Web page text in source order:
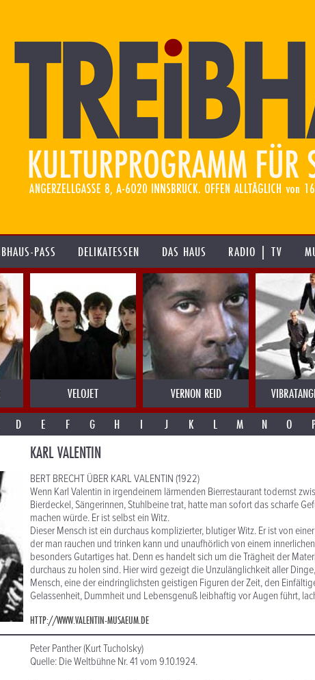
PASS DELIKATESSEN DAS HAUS RADIO | TV
VELOJET VERNON REID
D E F G H I J K L M N O
KARL VALENTIN
BERT BRECHT ÜBER KARL VALENTIN (1922)
Wenn Karl Valentin in irgendeinem lärmenden Bierrestaurant todernst
Bierdeckel, Sängerinnen, Stuhlbeine trat, hatte man sofort das scharfe
machen würde. Er ist selbst ein Witz.
Dieser Mensch ist ein durchaus komplizierter, blutiger Witz. Er ist von
der man rauchen und trinken kann und unaufhörlich von einem
besonders Gutartiges hat. Denn es handelt sich um die Trägheit der
durchaus zu holen sind. Hier wird gezeigt die Unzulänglichkeit aller
Mensch, eine der eindringlichsten geistigen Figuren der Zeit, den
Gelassenheit, Dummheit und Lebensgenuß leibhaftig vor Augen führt,
HTTP://WWW.VALENTIN-MUSAEUM.DE
Peter Panther (Kurt Tucholsky)
Quelle: Die Weltbühne Nr. 41 vom 9.10.1924.